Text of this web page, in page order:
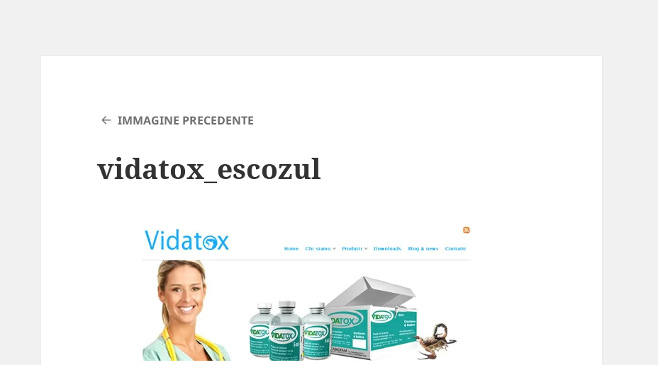
IMMAGINE PRECEDENTE
vidatox_escozul